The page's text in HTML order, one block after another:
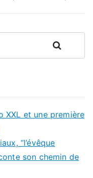
Rechercher
XXL et une première
“l’évêque
son chemin de